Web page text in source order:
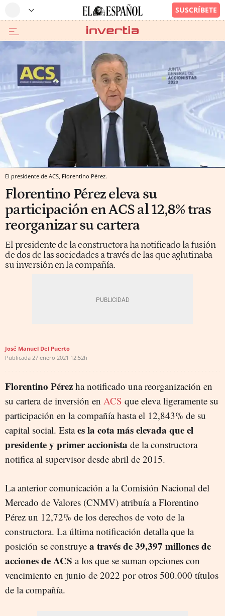
El presidente de ACS, Florentino Pérez.
Florentino Pérez eleva su
participación en ACS al 12,8% tras
reorganizar su cartera
El presidente de la constructora ha notificado la fusión
de dos de las sociedades a través de las que aglutinaba
su inversión en la compañía.
José Manuel Del Puerto
Publicada 27 enero 2021 12:52h
Florentino Pérez ha notificado una reorganización en
su cartera de inversión en ACS que eleva ligeramente su
participación en la compañía hasta el 12,843% de su
capital social. Estaes la cota más elevada que el
presidente y primer accionista de la constructora
notifica al supervisor desde abril de 2015.
La anterior comunicación a la Comisión Nacional del
Mercado de Valores (CNMV) atribuía a Florentino
Pérez un 12,72% de los derechos de voto de la
constructora. La última notificación detalla que la
posición se construye a través de 39,397 millones de
acciones de ACS a los que se suman opciones con
vencimiento en junio de 2022 por otros 500.000 títulos
de la compañía.